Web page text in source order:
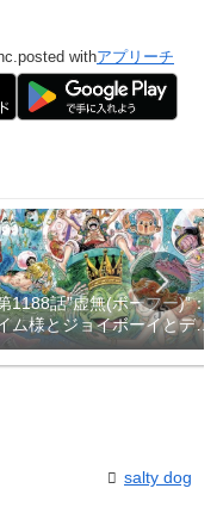
posted withアプリーチ
1188話”虚無(ボーフー)”：
ム様とジョイボーイとデー
ージョーンズ
salty dog